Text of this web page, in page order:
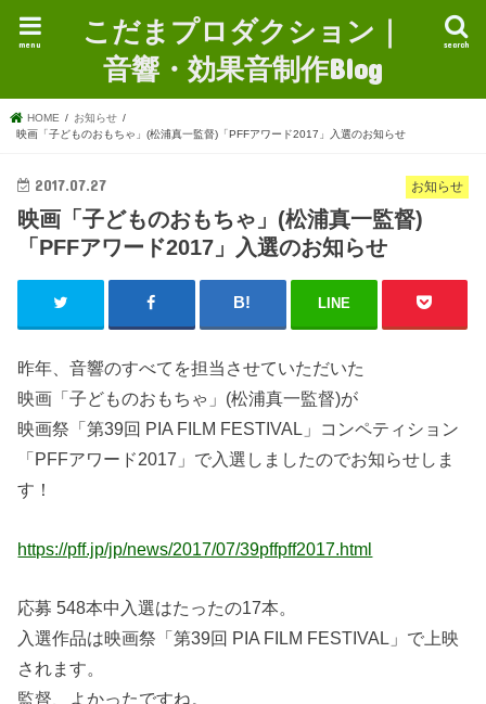
こだまプロダクション｜
音響・効果音制作Blog
search
menu
HOME
お知らせ
映画「子どものおもちゃ」(松浦真一監督)「PFFアワード2017」入選のお知らせ
お知らせ
2017.07.27
映画「子どものおもちゃ」(松浦真一監督)
「PFFアワード2017」入選のお知らせ
LINE
昨年、音響のすべてを担当させていただいた
映画「子どものおもちゃ」(松浦真一監督)が
映画祭「第39回 PIA FILM FESTIVAL」コンペティション
「PFFアワード2017」で入選しましたのでお知らせしま
す！
https://pff.jp/jp/news/2017/07/39pffpff2017.html
応募 548本中入選はたったの17本。
入選作品は映画祭「第39回 PIA FILM FESTIVAL」で上映
されます。
監督、よかったですね。